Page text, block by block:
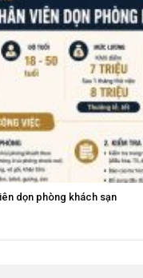
dọn phòng khách sạn